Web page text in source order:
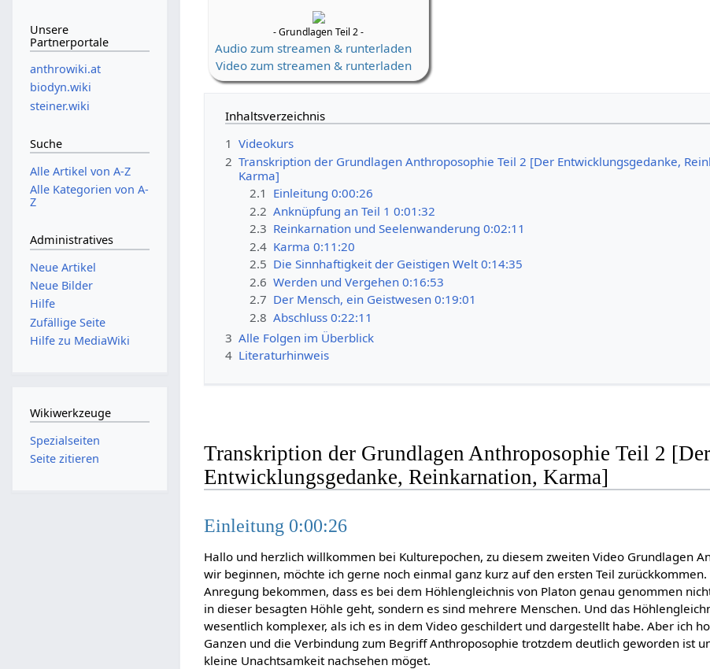
- Grundlagen Teil 2 -
Audio zum streamen & runterladen
Video zum streamen & runterladen
Inhaltsverzeichnis
1 Videokurs
2 Transkription der Grundlagen Anthroposophie Teil 2 [Der Entwicklungsgedanke,
Karma]
2.1 Einleitung 0:00:26
2.2 Anknüpfung an Teil 1 0:01:32
2.3 Reinkarnation und Seelenwanderung 0:02:11
2.4 Karma 0:11:20
2.5 Die Sinnhaftigkeit der Geistigen Welt 0:14:35
2.6 Werden und Vergehen 0:16:53
2.7 Der Mensch, ein Geistwesen 0:19:01
2.8 Abschluss 0:22:11
3 Alle Folgen im Überblick
4 Literaturhinweis
Transkription der Grundlagen Anthroposophie Teil 2 [Der
Entwicklungsgedanke, Reinkarnation, Karma]
Einleitung 0:00:26
Hallo und herzlich willkommen bei Kulturepochen, zu diesem zweiten Video Grundlagen
wir beginnen, möchte ich gerne noch einmal ganz kurz auf den ersten Teil
Anregung bekommen, dass es bei dem Höhlengleichnis von Platon genau genommen
in dieser besagten Höhle geht, sondern es sind mehrere Menschen. Und das
wesentlich komplexer, als ich es in dem Video geschildert und dargestellt habe. Aber ich
Ganzen und die Verbindung zum Begriff Anthroposophie trotzdem deutlich geworden ist
kleine Unachtsamkeit nachsehen möget.
Unsere
Partnerportale
anthrowiki.at
biodyn.wiki
steiner.wiki
Suche
Alle Artikel von A-Z
Alle Kategorien von A-
Z
Administratives
Neue Artikel
Neue Bilder
Hilfe
Zufällige Seite
Hilfe zu MediaWiki
Wikiwerkzeuge
Spezialseiten
Seite zitieren